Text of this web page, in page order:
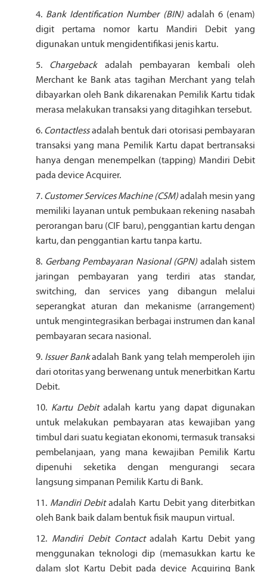
4. Bank Identification Number (BIN)adalah 6 (enam)
digit pertama nomor kartu Mandiri Debit yang
digunakan untuk mengidentifikasi jenis kartu.
5. Chargebackadalah pembayaran kembali oleh
Merchant ke Bank atas tagihan Merchant yang telah
dibayarkan oleh Bank dikarenakan Pemilik Kartu tidak
merasa melakukan transaksi yang ditagihkan tersebut.
6. Contactlessadalah bentuk dari otorisasi pembayaran
transaksi yang mana Pemilik Kartu dapat bertransaksi
hanya dengan menempelkan (tapping) Mandiri Debit
pada device Acquirer.
7. Customer Services Machine (CSM)adalah mesin yang
memiliki layanan untuk pembukaan rekening nasabah
perorangan baru (CIF baru), penggantian kartu dengan
kartu, dan penggantian kartu tanpa kartu.
8. Gerbang Pembayaran Nasional (GPN) adalah sistem
jaringan pembayaran yang terdiri atas standar,
switching, dan services yang dibangun melalui
seperangkat aturan dan mekanisme (arrangement)
untuk mengintegrasikan berbagai instrumen dan kanal
pembayaran secara nasional.
9. Issuer Bankadalah Bank yang telah memperoleh ijin
dari otoritas yang berwenang untuk menerbitkan Kartu
Debit.
10. Kartu Debitadalah kartu yang dapat digunakan
untuk melakukan pembayaran atas kewajiban yang
timbul dari suatu kegiatan ekonomi, termasuk transaksi
pembelanjaan, yang mana kewajiban Pemilik Kartu
dipenuhi seketika dengan mengurangi secara
langsung simpanan Pemilik Kartu di Bank.
11. Mandiri Debitadalah Kartu Debit yang diterbitkan
oleh Bank baik dalam bentuk fisik maupun virtual.
12. Mandiri Debit Contactadalah Kartu Debit yang
menggunakan teknologi dip (memasukkan kartu ke
dalam slot Kartu Debit pada device Acquiring Bank